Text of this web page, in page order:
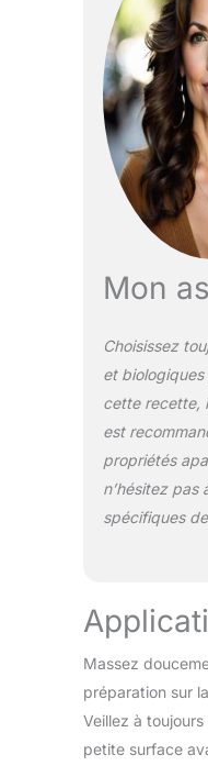
Mon
Choisissez
et
cette recette,
est
propriétés
n’hésitez pas
spécifiques
Massez
préparation sur
Veillez à
petite surface